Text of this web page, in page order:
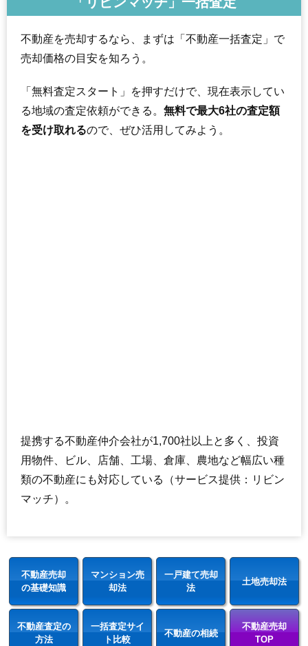
不動産を売却するなら、まずは「不動産一括査定」で
売却価格の目安を知ろう。
「無料査定スタート」を押すだけで、現在表示してい
る地域の査定依頼ができる。 無料で最大6社の査定額
を受け取れるので、ぜひ活用してみよう。
提携する不動産仲介会社が1,700社以上と多く、投資
用物件、ビル、店舗、工場、倉庫、農地など幅広い種
類の不動産にも対応している（サービス提供：リビン
マッチ）。
不動産売却
の基礎知識
マンション売
却法
一戸建て売却
法
土地売却法
不動産査定の
方法
一括査定サイ
ト比較
不動産の相続
不動産売却
TOP